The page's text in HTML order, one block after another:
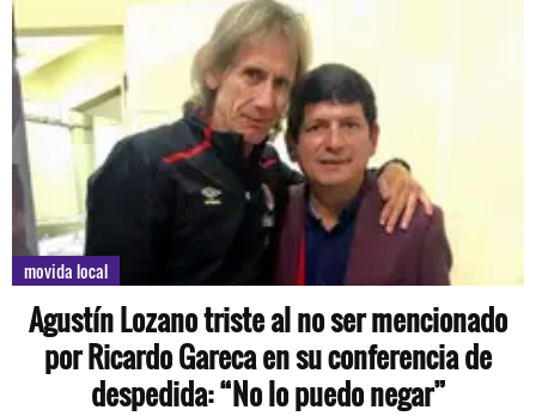
movida local
Agustín Lozano triste al no ser mencionado
por Ricardo Gareca en su conferencia de
despedida: “No lo puedo negar”